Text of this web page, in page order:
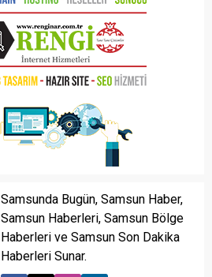
Samsunda Bugün, Samsun Haber,
Samsun Haberleri, Samsun Bölge
Haberleri ve Samsun Son Dakika
Haberleri Sunar.